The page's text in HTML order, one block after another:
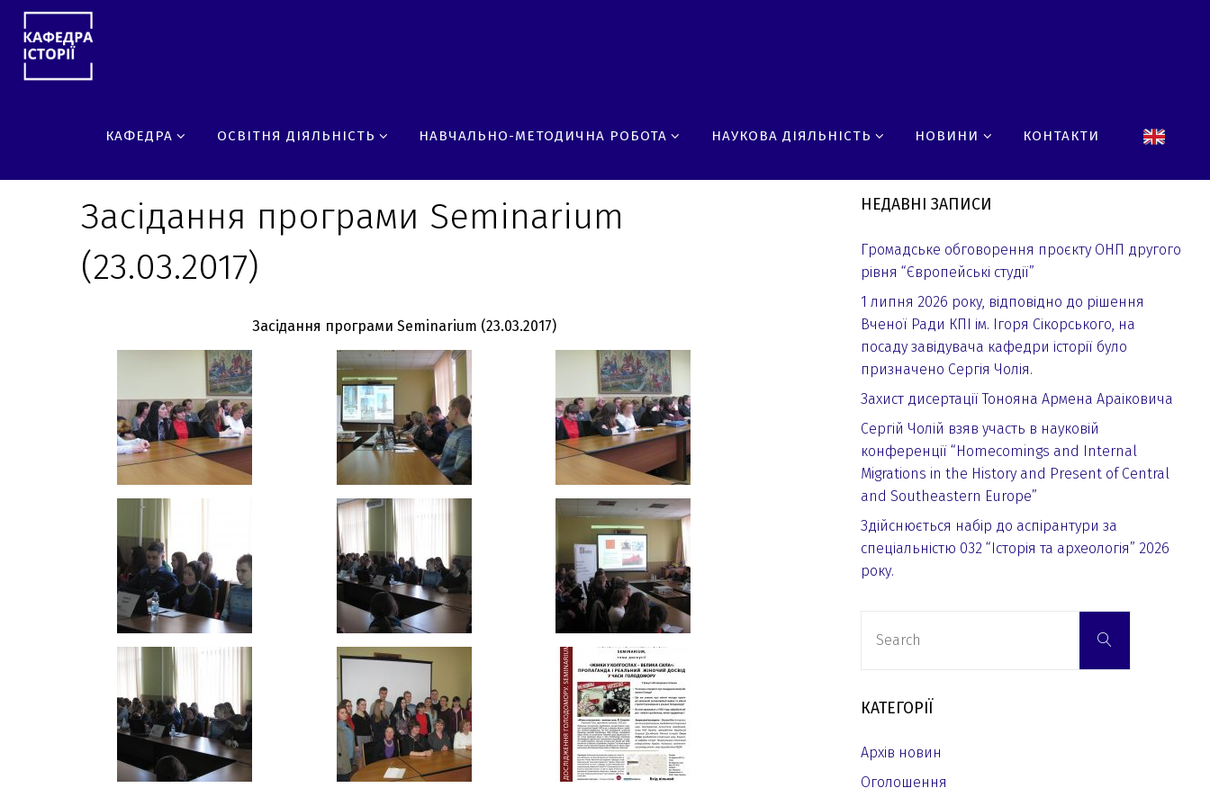
Skip
content
КАФЕДРА ОСВІТНЯ ДІЯЛЬНІСТЬ НАВЧАЛЬНО-МЕТОДИЧНА РОБОТА НАУКОВА ДІЯЛЬНІСТЬ НОВИНИ КОНТАКТИ
Засідання програми Seminarium
(23.03.2017)
Засідання програми Seminarium (23.03.2017)
НЕДАВНІ ЗАПИСИ
Громадське обговорення проєкту ОНП другого
рівня “Європейські студії”
1 липня 2026 року, відповідно до рішення
Вченої Ради КПІ ім. Ігоря Сікорського, на
посаду завідувача кафедри історії було
призначено Сергія Чолія.
Захист дисертації Тонояна Армена Араіковича
Сергій Чолій взяв участь в науковій
конференції “Homecomings and Internal
Migrations in the History and Present of Central
and Southeastern Europe”
Здійснюється набір до аспірантури за
спеціальністю 032 “Історія та археологія” 2026
року.
Search
КАТЕГОРІЇ
Архів новин
Оголошення